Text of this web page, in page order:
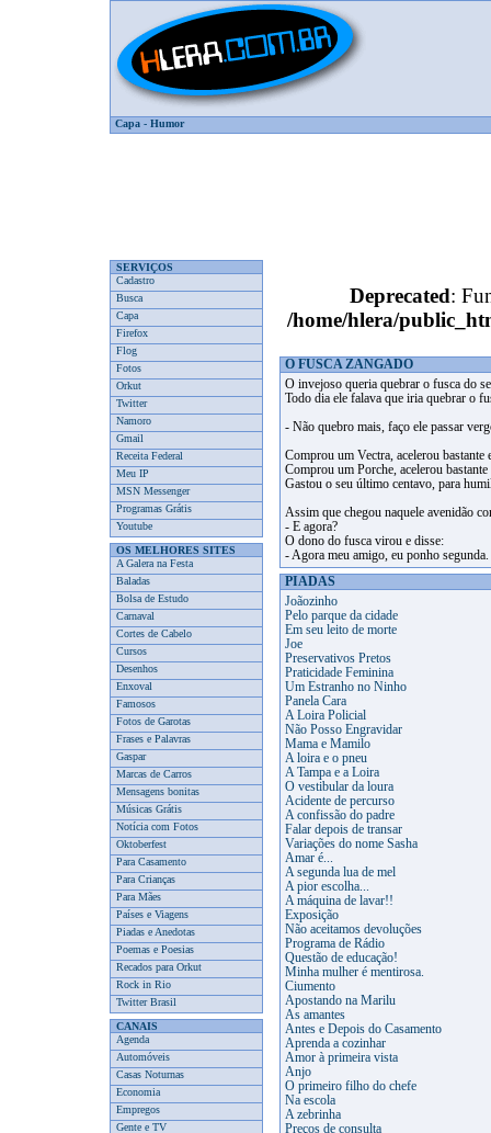
Capa - Humor
SERVIÇOS
Cadastro
Busca
Capa
Firefox
Flog
Fotos
Orkut
Twitter
Namoro
Gmail
Receita Federal
Meu IP
MSN Messenger
Programas Grátis
Youtube
OS MELHORES SITES
A Galera na Festa
Baladas
Bolsa de Estudo
Carnaval
Cortes de Cabelo
Cursos
Desenhos
Enxoval
Famosos
Fotos de Garotas
Frases e Palavras
Gaspar
Marcas de Carros
Mensagens bonitas
Músicas Grátis
Notícia com Fotos
Oktoberfest
Para Casamento
Para Crianças
Para Mães
Países e Viagens
Piadas e Anedotas
Poemas e Poesias
Recados para Orkut
Rock in Rio
Twitter Brasil
CANAIS
Agenda
Automóveis
Casas Noturnas
Economia
Empregos
Gente e TV
Deprecated:
/home/hlera/
O FUSCA ZANGADO
O invejoso queria quebrar o fusca do
Todo dia ele falava que iria quebrar o
- Não quebro mais, faço ele passar
Comprou um Vectra, acelerou bastante
Comprou um Porche, acelerou
Gastou o seu último centavo, para
Assim que chegou naquele avenidão
- E agora?
O dono do fusca virou e disse:
- Agora meu amigo, eu ponho segunda.
PIADAS
Joãozinho
Pelo parque da cidade
Em seu leito de morte
Joe
Preservativos Pretos
Praticidade Feminina
Um Estranho no Ninho
Panela Cara
A Loira Policial
Não Posso Engravidar
Mama e Mamilo
A loira e o pneu
A Tampa e a Loira
O vestibular da loura
Acidente de percurso
A confissão do padre
Falar depois de transar
Variações do nome Sasha
Amar é...
A segunda lua de mel
A pior escolha...
A máquina de lavar!!
Exposição
Não aceitamos devoluções
Programa de Rádio
Questão de educação!
Minha mulher é mentirosa.
Ciumento
Apostando na Marilu
As amantes
Antes e Depois do Casamento
Aprenda a cozinhar
Amor à primeira vista
Anjo
O primeiro filho do chefe
Na escola
A zebrinha
Preços de consulta